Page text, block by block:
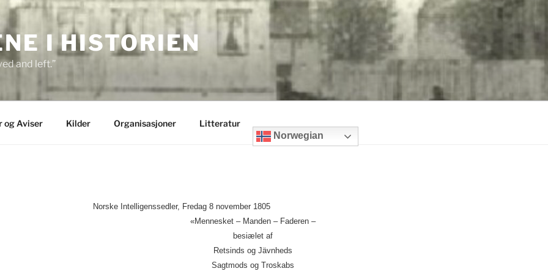
I HISTORIEN
and left.”
og Aviser Kilder Organisasjoner
Litteratur
Norwegian
Norske Intelligenssedler, Fredag 8 november 1805
«Mennesket – Manden – Faderen –
besiælet af
Retsinds og Jävnheds
Sagtmods og Troskabs